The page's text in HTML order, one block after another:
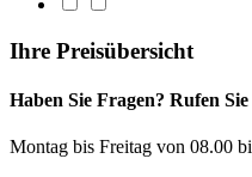
Ihre Preisübersicht
Haben Sie Fragen? Rufen
Montag bis Freitag von 08.00